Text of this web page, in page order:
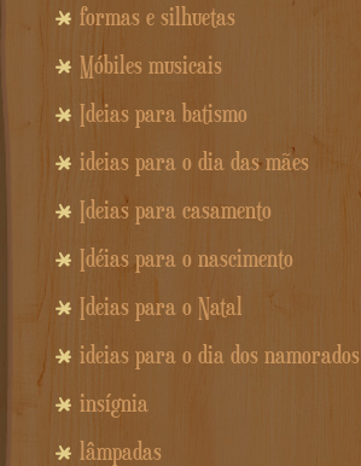
formas e silhuetas
Móbiles musicais
Ideias para batismo
ideias para o dia das mães
Ideias para casamento
Idéias para o nascimento
Ideias para o Natal
ideias para o dia dos namorados
insígnia
lâmpadas